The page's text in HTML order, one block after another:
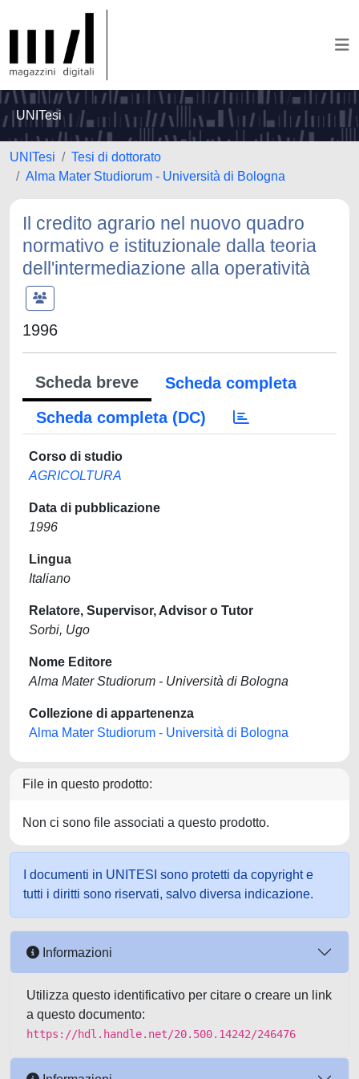
UNITesi
UNITesi
Tesi di dottorato
Alma Mater Studiorum - Università di Bologna
Il credito agrario nel nuovo quadro
normativo e istituzionale dalla teoria
dell'intermediazione alla operatività
1996
Scheda breve
Scheda completa
Scheda completa (DC)
Corso di studio
AGRICOLTURA
Data di pubblicazione
1996
Lingua
Italiano
Relatore, Supervisor, Advisor o Tutor
Sorbi, Ugo
Nome Editore
Alma Mater Studiorum - Università di Bologna
Collezione di appartenenza
Alma Mater Studiorum - Università di Bologna
File in questo prodotto:
Non ci sono file associati a questo prodotto.
I documenti in UNITESI sono protetti da copyright e
tutti i diritti sono riservati, salvo diversa indicazione.
Informazioni
Utilizza questo identificativo per citare o creare un link
a questo documento:
https://hdl.handle.net/20.500.14242/246476